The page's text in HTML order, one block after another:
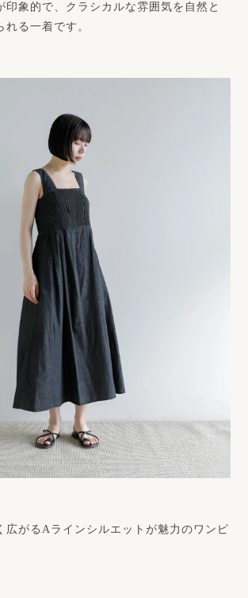
印象的で、クラシカルな雰囲気を自然と
れる一着です。
広がるAラインシルエットが魅力のワンピ